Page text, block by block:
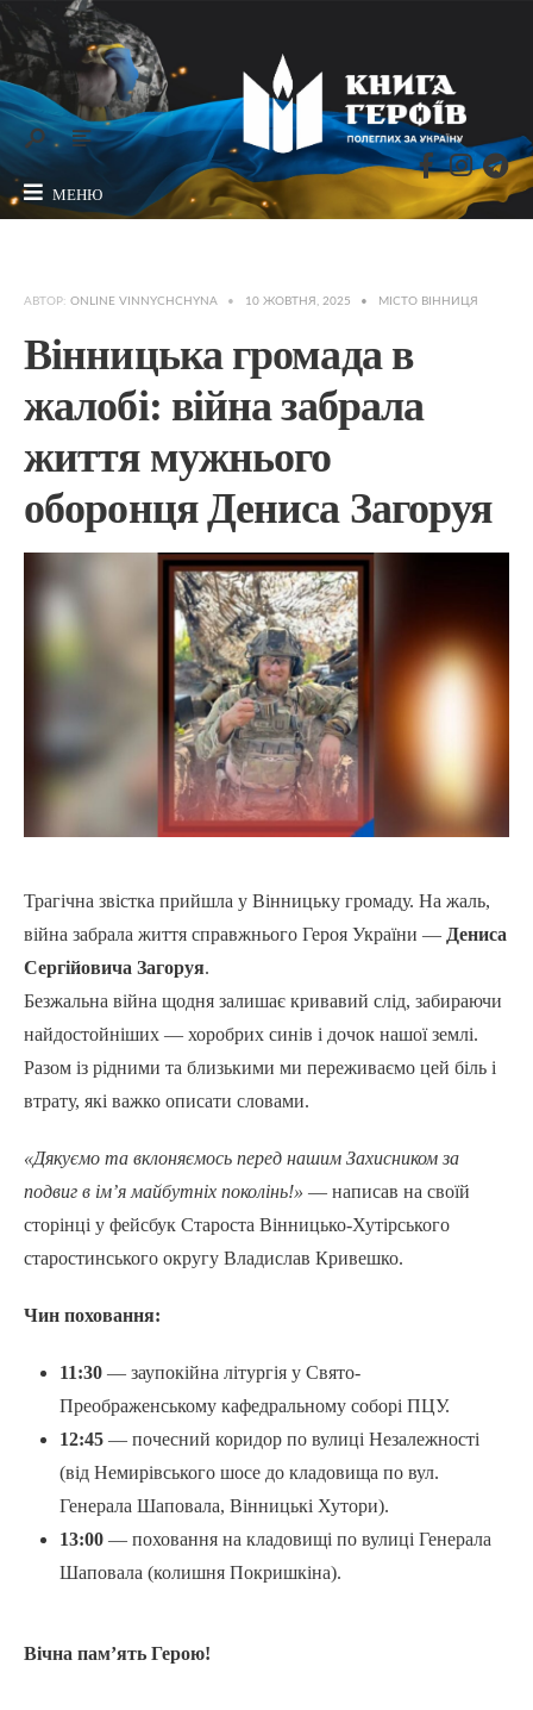
МЕНЮ
АВТОР: ONLINE VINNYCHCHYNA • 10 ЖОВТНЯ, 2025 • МІСТО ВІННИЦЯ
Вінницька громада в
жалобі: війна забрала
життя мужнього
оборонця Дениса Загоруя
Трагічна звістка прийшла у Вінницьку громаду. На жаль,
війна забрала життя справжнього Героя України — Дениса
Сергійовича Загоруя.
Безжальна війна щодня залишає кривавий слід, забираючи
найдостойніших — хоробрих синів і дочок нашої землі.
Разом із рідними та близькими ми переживаємо цей біль і
втрату, які важко описати словами.
«Дякуємо та вклоняємось перед нашим Захисником за
подвиг в ім’я майбутніх поколінь!» — написав на своїй
сторінці у фейсбук Староста Вінницько-Хутірського
старостинського округу Владислав Кривешко.
Чин поховання:
11:30 — заупокійна літургія у Свято-
Преображенському кафедральному соборі ПЦУ.
12:45 — почесний коридор по вулиці Незалежності
(від Немирівського шосе до кладовища по вул.
Генерала Шаповала, Вінницькі Хутори).
13:00 — поховання на кладовищі по вулиці Генерала
Шаповала (колишня Покришкіна).
Вічна пам’ять Герою!